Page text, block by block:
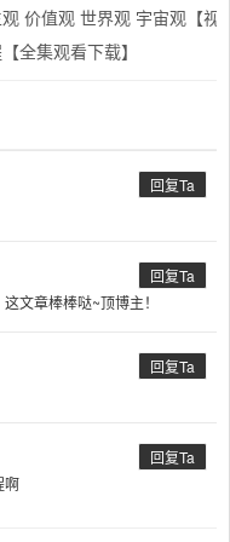
价值观 世界观 宇宙观【视
全集观看下载】
回复Ta
回复Ta
文章棒棒哒~顶博主！
回复Ta
回复Ta
啊